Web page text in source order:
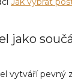
jako
vytváří pevný